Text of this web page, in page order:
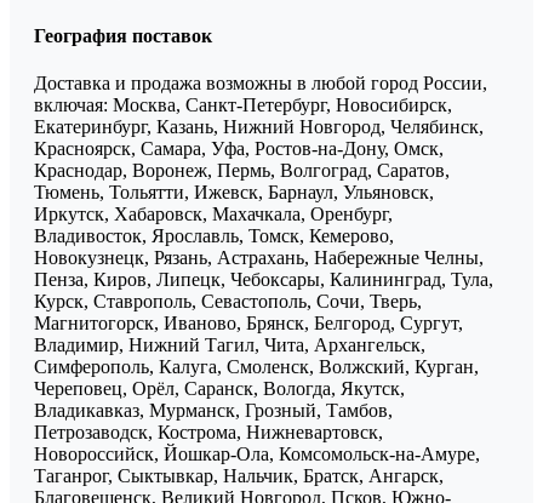
География поставок
Доставка и продажа возможны в любой город России,
включая: Москва, Санкт-Петербург, Новосибирск,
Екатеринбург, Казань, Нижний Новгород, Челябинск,
Красноярск, Самара, Уфа, Ростов-на-Дону, Омск,
Краснодар, Воронеж, Пермь, Волгоград, Саратов,
Тюмень, Тольятти, Ижевск, Барнаул, Ульяновск,
Иркутск, Хабаровск, Махачкала, Оренбург,
Владивосток, Ярославль, Томск, Кемерово,
Новокузнецк, Рязань, Астрахань, Набережные Челны,
Пенза, Киров, Липецк, Чебоксары, Калининград, Тула,
Курск, Ставрополь, Севастополь, Сочи, Тверь,
Магнитогорск, Иваново, Брянск, Белгород, Сургут,
Владимир, Нижний Тагил, Чита, Архангельск,
Симферополь, Калуга, Смоленск, Волжский, Курган,
Череповец, Орёл, Саранск, Вологда, Якутск,
Владикавказ, Мурманск, Грозный, Тамбов,
Петрозаводск, Кострома, Нижневартовск,
Новороссийск, Йошкар-Ола, Комсомольск-на-Амуре,
Таганрог, Сыктывкар, Нальчик, Братск, Ангарск,
Благовещенск, Великий Новгород, Псков, Южно-